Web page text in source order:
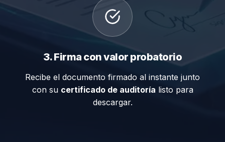
3. Firma con valor probatorio
Recibe el documento firmado al instante junto
con su certificado de auditoría listo para
descargar.